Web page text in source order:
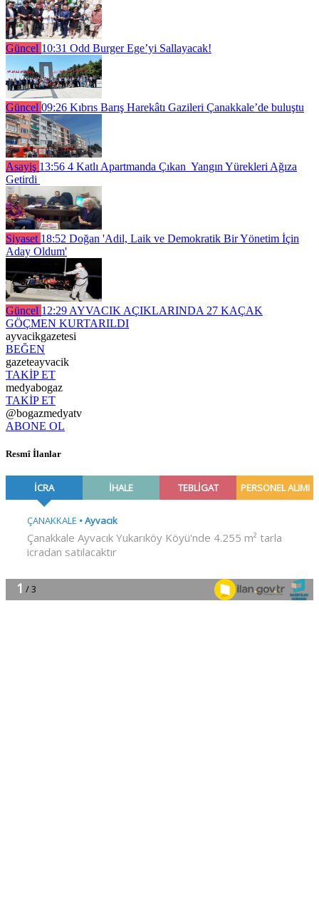
Güncel 10:31 Odd Burger Ege’yi Sallayacak!
Güncel 09:26 Kıbrıs Barış Harekâtı Gazileri Çanakkale’de buluştu
Asayiş 13:56 4 Katlı Apartmanda Çıkan Yangın Yürekleri Ağıza
Getirdi
Siyaset 18:52 Doğan 'Adil, Laik ve Demokratik Bir Yönetim İçin
Aday Oldum'
Güncel 12:29 AYVACIK AÇIKLARINDA 27 KAÇAK
GÖÇMEN KURTARILDI
ayvacikgazetesi
BEĞEN
gazeteayvacik
TAKİP ET
medyabogaz
TAKİP ET
@bogazmedyatv
ABONE OL
Resmî İlanlar